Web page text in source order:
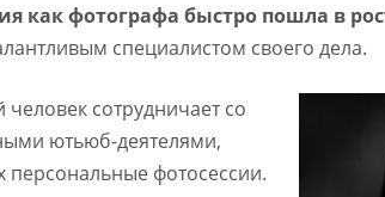
как фотографа быстро пошла в
специалистом своего дела.
сотрудничает со
ютьюб-деятелями,
персональные фотосессии.